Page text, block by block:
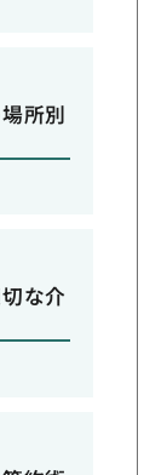
所別
な介